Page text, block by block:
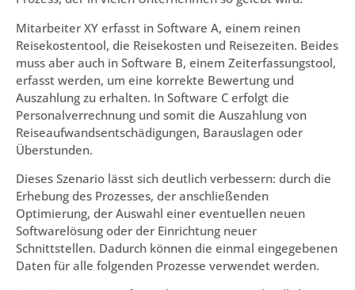
Mitarbeiter XY erfasst in Software A, einem reinen
Reisekostentool, die Reisekosten und Reisezeiten. Beides
muss aber auch in Software B, einem Zeiterfassungstool,
erfasst werden, um eine korrekte Bewertung und
Auszahlung zu erhalten. In Software C erfolgt die
Personalverrechnung und somit die Auszahlung von
Reiseaufwandsentschädigungen, Barauslagen oder
Überstunden.
Dieses Szenario lässt sich deutlich verbessern: durch die
Erhebung des Prozesses, der anschließenden
Optimierung, der Auswahl einer eventuellen neuen
Softwarelösung oder der Einrichtung neuer
Schnittstellen. Dadurch können die einmal eingegebenen
Daten für alle folgenden Prozesse verwendet werden.